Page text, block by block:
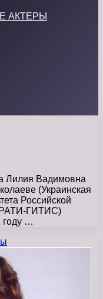
АКТЕРЫ
Лилия Вадимовна
(Украинская
Российской
(РАТИ-ГИТИС)
году …